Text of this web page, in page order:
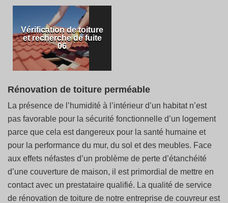
Vérification de toiture
et recherche de fuite
06
Rénovation de toiture perméable
La présence de l’humidité à l’intérieur d’un habitat n’est
pas favorable pour la sécurité fonctionnelle d’un logement
parce que cela est dangereux pour la santé humaine et
pour la performance du mur, du sol et des meubles. Face
aux effets néfastes d’un problème de perte d’étanchéité
d’une couverture de maison, il est primordial de mettre en
contact avec un prestataire qualifié. La qualité de service
de rénovation de toiture de notre entreprise de couvreur est